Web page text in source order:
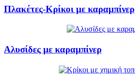
Πλακέτες-Κρίκοι με καραμπίνερ
Αλυσίδες με καραμπίνερ